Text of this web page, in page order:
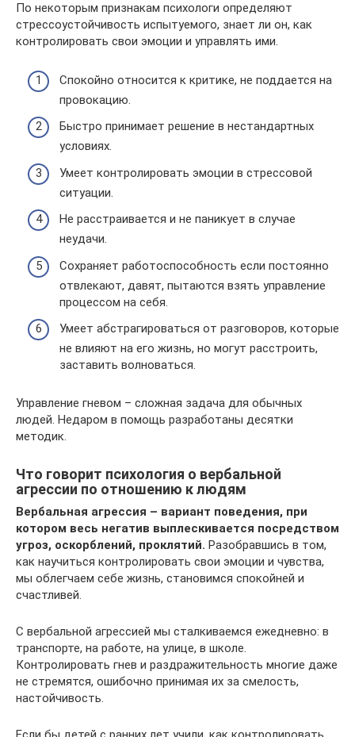
По некоторым признакам психологи определяют
стрессоустойчивость испытуемого, знает ли он, как
контролировать свои эмоции и управлять ими.
Спокойно относится к критике, не поддается на
провокацию.
Быстро принимает решение в нестандартных
условиях.
Умеет контролировать эмоции в стрессовой
ситуации.
Не расстраивается и не паникует в случае
неудачи.
Сохраняет работоспособность если постоянно
отвлекают, давят, пытаются взять управление
процессом на себя.
Умеет абстрагироваться от разговоров, которые
не влияют на его жизнь, но могут расстроить,
заставить волноваться.
Управление гневом – сложная задача для обычных
людей. Недаром в помощь разработаны десятки
методик.
Что говорит психология о вербальной
агрессии по отношению к людям
Вербальная агрессия – вариант поведения, при
котором весь негатив выплескивается посредством
угроз, оскорблений, проклятий. Разобравшись в том,
как научиться контролировать свои эмоции и чувства,
мы облегчаем себе жизнь, становимся спокойней и
счастливей.
С вербальной агрессией мы сталкиваемся ежедневно: в
транспорте, на работе, на улице, в школе.
Контролировать гнев и раздражительность многие даже
не стремятся, ошибочно принимая их за смелость,
настойчивость.